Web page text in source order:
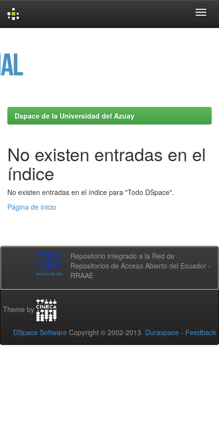
Dspace de la Universidad del Azuay
No existen entradas en el
índice
No existen entradas en el índice para "Todo DSpace".
Página de inicio
Repositorio integrado a la Red de
Repositorios de Acceso Abierto del Ecuador -
RRAAE
Theme by
DSpace Software Copyright © 2002-2013 Duraspace - Feedback